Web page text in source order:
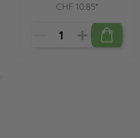
CHF 10.85*